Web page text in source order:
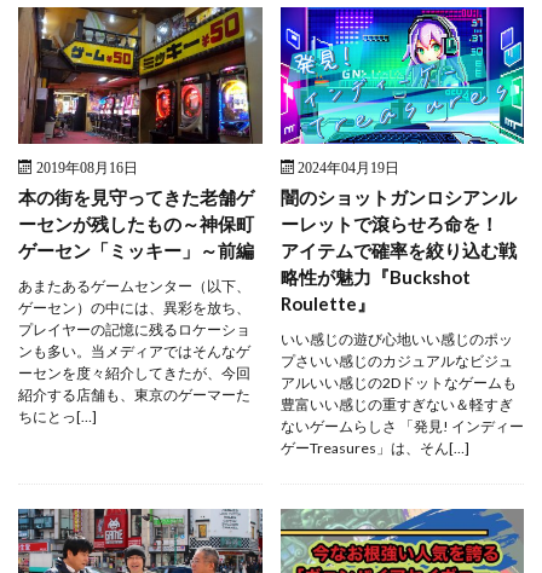
2019年08月16日
本の街を見守ってきた老舗ゲ
ーセンが残したもの～神保町
ゲーセン「ミッキー」～前編
あまたあるゲームセンター（以下、
ゲーセン）の中には、異彩を放ち、
プレイヤーの記憶に残るロケーショ
ンも多い。当メディアではそんなゲ
ーセンを度々紹介してきたが、今回
紹介する店舗も、東京のゲーマーた
ちにとっ[…]
2024年04月19日
闇のショットガンロシアンル
ーレットで滾らせろ命を！
アイテムで確率を絞り込む戦
略性が魅力『Buckshot
Roulette』
いい感じの遊び心地いい感じのポッ
プさいい感じのカジュアルなビジュ
アルいい感じの2Dドットなゲームも
豊富いい感じの重すぎない＆軽すぎ
ないゲームらしさ 「発見! インディー
ゲーTreasures」は、そん[…]